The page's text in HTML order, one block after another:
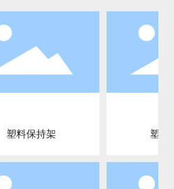
塑料保持架 塑料